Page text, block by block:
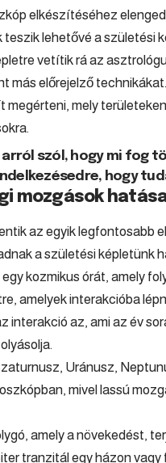
elkészítéséhez
teszik lehetővé a születési
vetítik rá az
más előrejelző
megérteni, mely
arról szól, hogy mi fog
hogy
mozgások
az egyik legfontosabb
a születési képletünk
kozmikus órát, amely
amelyek interakcióba
interakció az, ami az év
Uránusz,
mivel lassú
amely a növekedést,
tranzitál egy házon